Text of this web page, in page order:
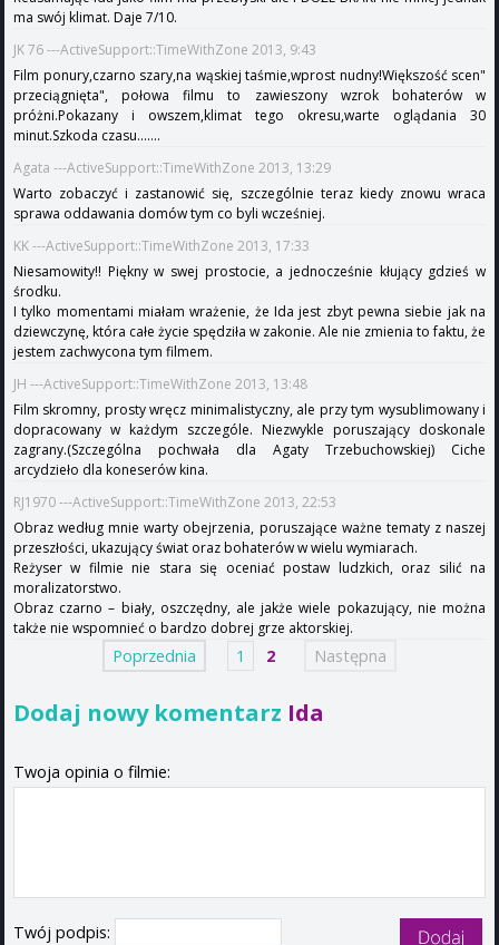
ma swój klimat. Daje 7/10.
JK 76 ---ActiveSupport::TimeWithZone 2013, 9:43
Film ponury,czarno szary,na wąskiej taśmie,wprost nudny!Większość scen"
przeciągnięta", połowa filmu to zawieszony wzrok bohaterów w
próżni.Pokazany i owszem,klimat tego okresu,warte oglądania 30
minut.Szkoda czasu.......
Agata ---ActiveSupport::TimeWithZone 2013, 13:29
Warto zobaczyć i zastanowić się, szczególnie teraz kiedy znowu wraca
sprawa oddawania domów tym co byli wcześniej.
KK ---ActiveSupport::TimeWithZone 2013, 17:33
Niesamowity!! Piękny w swej prostocie, a jednocześnie kłujący gdzieś w
środku.
I tylko momentami miałam wrażenie, że Ida jest zbyt pewna siebie jak na
dziewczynę, która całe życie spędziła w zakonie. Ale nie zmienia to faktu, że
jestem zachwycona tym filmem.
JH ---ActiveSupport::TimeWithZone 2013, 13:48
Film skromny, prosty wręcz minimalistyczny, ale przy tym wysublimowany i
dopracowany w każdym szczególe. Niezwykle poruszający doskonale
zagrany.(Szczególna pochwała dla Agaty Trzebuchowskiej) Ciche
arcydzieło dla koneserów kina.
RJ1970 ---ActiveSupport::TimeWithZone 2013, 22:53
Obraz według mnie warty obejrzenia, poruszające ważne tematy z naszej
przeszłości, ukazujący świat oraz bohaterów w wielu wymiarach.
Reżyser w filmie nie stara się oceniać postaw ludzkich, oraz silić na
moralizatorstwo.
Obraz czarno – biały, oszczędny, ale jakże wiele pokazujący, nie można
także nie wspomnieć o bardzo dobrej grze aktorskiej.
Poprzednia 1 2 Następna
Dodaj nowy komentarz Ida
Twoja opinia o filmie:
Twój podpis: